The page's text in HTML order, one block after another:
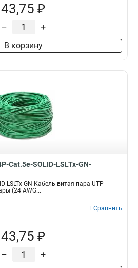
43,75 ₽
– +
В корзину
Cat.5e-SOLID-LSLTx-GN-
LSLTx-GN Кабель витая пара UTP
(24 AWG...
Сравнить
43,75 ₽
– +